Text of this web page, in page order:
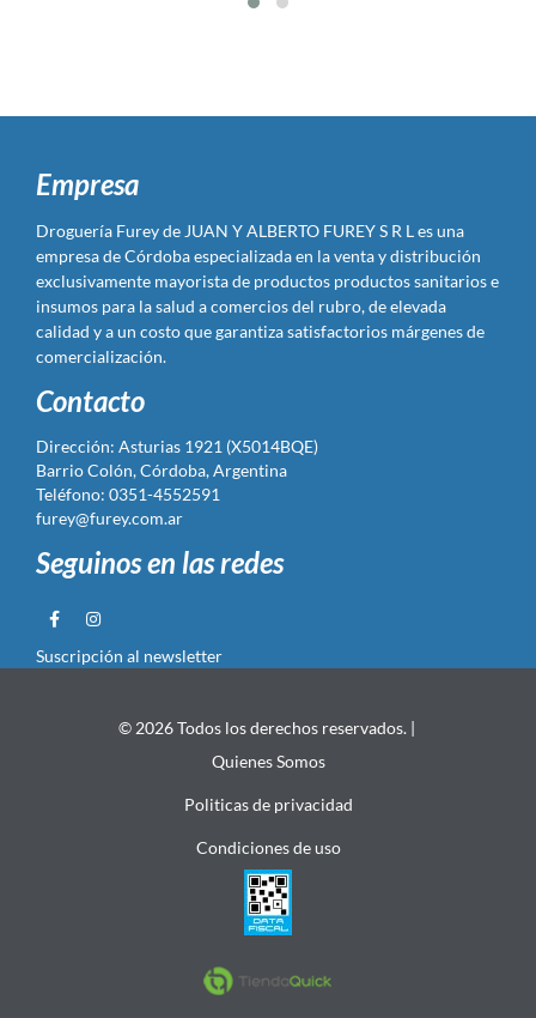
Empresa
Droguería Furey de JUAN Y ALBERTO FUREY S R L es una
empresa de Córdoba especializada en la venta y distribución
exclusivamente mayorista de productos productos sanitarios e
insumos para la salud a comercios del rubro, de elevada
calidad y a un costo que garantiza satisfactorios márgenes de
comercialización.
Contacto
Dirección: Asturias 1921 (X5014BQE)
Barrio Colón, Córdoba, Argentina
Teléfono: 0351-4552591
furey@furey.com.ar
Seguinos en las redes
Suscripción al newsletter
© 2026 Todos los derechos reservados. |
Quienes Somos
Politicas de privacidad
Condiciones de uso